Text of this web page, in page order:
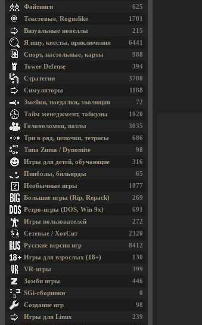
625
Файтинги
1701
Текстовые, Roguelike
215
Визуальные новеллы
6441
Я ищу, квесты, приключения
988
Спорт, настольные, карты
394
Tower Defense
3780
Стратегии
1188
Симуляторы
72
Змейки, поедалки, эволюция
1020
Тайм менеджмент, тайкуны
3035
Головоломки, пазлы
686
Три в ряд, цепочки, тетрисы
98
Типа Zuma / Dynomite
316
Игры для детей, обучающие
65
Пинболы, бильярды
1077
Необычные игры
269
Большие игры (Rip, Repack)
691
Ретро-игры (DOS, Win 9x)
272
Игры пользователей
2320
Сетевые / ХотСит
8412
Русские версии игр
130
Игры для взрослых (18+)
399
VR-игры
446
Зомби игры
0
SGi-сборники
98
Создание игр
239
Игры для Linux